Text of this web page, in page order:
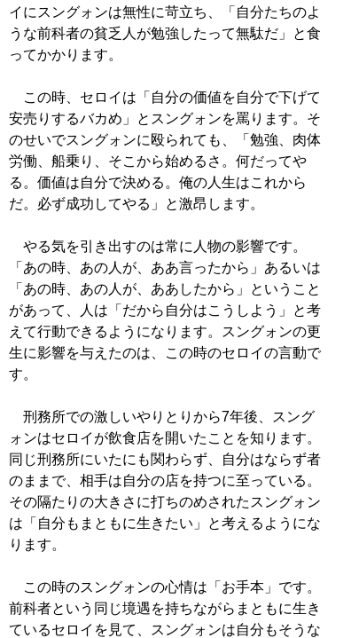
イにスングォンは無性に苛立ち、「自分たちのよ
うな前科者の貧乏人が勉強したって無駄だ」と食
ってかかります。
この時、セロイは「自分の価値を自分で下げて
安売りするバカめ」とスングォンを罵ります。そ
のせいでスングォンに殴られても、「勉強、肉体
労働、船乗り、そこから始めるさ。何だってや
る。価値は自分で決める。俺の人生はこれから
だ。必ず成功してやる」と激昂します。
やる気を引き出すのは常に人物の影響です。
「あの時、あの人が、ああ言ったから」あるいは
「あの時、あの人が、ああしたから」ということ
があって、人は「だから自分はこうしよう」と考
えて行動できるようになります。スングォンの更
生に影響を与えたのは、この時のセロイの言動で
す。
刑務所での激しいやりとりから7年後、スング
ォンはセロイが飲食店を開いたことを知ります。
同じ刑務所にいたにも関わらず、自分はならず者
のままで、相手は自分の店を持つに至っている。
その隔たりの大きさに打ちのめされたスングォン
は「自分もまともに生きたい」と考えるようにな
ります。
この時のスングォンの心情は「お手本」です。
前科者という同じ境遇を持ちながらまともに生き
ているセロイを見て、スングォンは自分もそうな